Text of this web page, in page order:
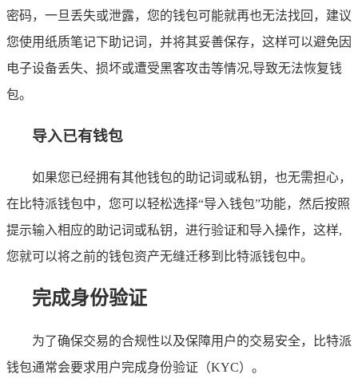
密码，一旦丢失或泄露，您的钱包可能就再也无法找回，建议
您使用纸质笔记下助记词，并将其妥善保存，这样可以避免因
电子设备丢失、损坏或遭受黑客攻击等情况,导致无法恢复钱
包。
导入已有钱包
如果您已经拥有其他钱包的助记词或私钥，也无需担心，
在比特派钱包中，您可以轻松选择“导入钱包”功能，然后按照
提示输入相应的助记词或私钥，进行验证和导入操作，这样,
您就可以将之前的钱包资产无缝迁移到比特派钱包中。
完成身份验证
为了确保交易的合规性以及保障用户的交易安全，比特派
钱包通常会要求用户完成身份验证（KYC）。